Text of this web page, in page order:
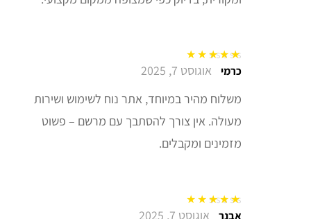
דורג5מתוך 5כרמי אוגוסט 7, 2025
משלוח מהיר במיוחד, אתר נוח לשימוש ושירות
מעולה. אין צורך להסתבך עם מרשם – פשוט
מזמינים ומקבלים.
דורג5מתוך 5
אוגוסט 7, 2025